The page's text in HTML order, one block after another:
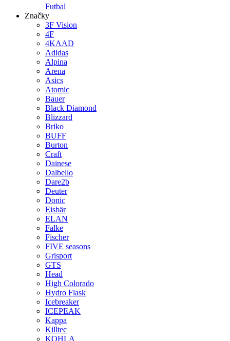
Futbal
Značky
3F Vision
4F
4KAAD
Adidas
Alpina
Arena
Asics
Atomic
Bauer
Black Diamond
Blizzard
Briko
BUFF
Burton
Craft
Dainese
Dalbello
Dare2b
Deuter
Donic
Eisbär
ELAN
Falke
Fischer
FIVE seasons
Grisport
GTS
Head
High Colorado
Hydro Flask
Icebreaker
ICEPEAK
Kappa
Killtec
KOHLA